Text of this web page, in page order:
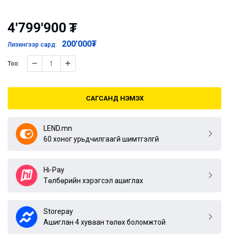
4'799'900 ₮
Лизингээр сард: 200'000₮
Тоо:
САГСАНД НЭМЭХ
LEND.mn
60 хоног урьдчилгаагүй шимтгэлгүй
Hi-Pay
Төлбөрийн хэрэгсэл ашиглах
Storepay
Ашиглан 4 хуваан төлөх боломжтой